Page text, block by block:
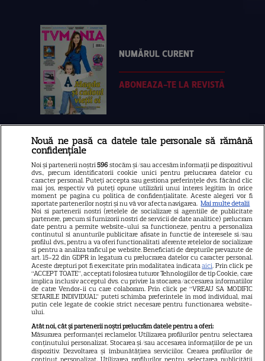
NUMĂRUL CURENT
ABONEAZA-TE LA REVISTĂ
Libertatea
Libertatea pentru femei
GSP
Știri mondene
Avantaje
Elle
Unica
Retete practice
URMĂREȘTE-NE PE
Nouă ne pasă ca datele tale personale să rămână
confidențiale
Noi și partenerii noștri596 stocăm și/sau accesăm informații pe dispozitivul
dvs., precum identificatorii cookie unici pentru prelucrarea datelor cu
caracter personal. Puteți accepta sau gestiona preferințele dvs. făcând clic
mai jos, respectiv vă puteți opune utilizării unui interes legitim în orice
moment pe pagina cu politica de confidențialitate. Aceste alegeri vor fi
raportate partenerilor noștri și nu vă vor afecta navigarea. Mai multe detalii
Noi si partenerii nostri (retelele de socializare si agentiile de publicitate
partenere, precum si furnizorii nostri de servicii de date analitice) prelucram
date pentru a permite website-ului sa functioneze, pentru a personaliza
continutul si anunturile publicitare afisate in functie de interesele si/sau
profilul dvs., pentru a va oferi functionalitati aferente retelelor de socializare
si pentru a analiza traficul pe website. Beneficiati de drepturile prevazute de
art. 15-22 din GDPR in legatura cu prelucrarea datelor cu caracter personal.
Aceste drepturi pot fi exercitate prin modalitatea indicataaici. Prin click pe
“ACCEPT TOATE”, acceptati folosirea tuturor Tehnologiilor de tip Cookie, care
implica inclusiv acceptul dvs. cu privire la stocarea/accesarea informatiilor
de catre Vendor-ii cu care colaboram. Prin click pe “VREAU SA MODIFIC
SETARILE INDIVIDUAL” puteti schimba preferintele in mod individual, mai
putin cele legate de cookie strict necesare pentru functionarea website-
ului.
Atât noi, cât și partenerii noștri prelucrăm datele pentru a oferi:
Măsurarea performanței reclamelor. Utilizarea profilurilor pentru selectarea
conținutului personalizat. Stocarea și/sau accesarea informațiilor de pe un
dispozitiv. Dezvoltarea și îmbunătățirea serviciilor. Crearea profilurilor de
conținut personalizat. Utilizarea profilurilor pentru selectarea publicității